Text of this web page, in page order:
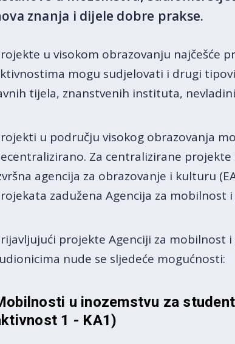
znanja i dijele dobre prakse.
u visokom obrazovanju najčešće
mogu sudjelovati i drugi
tijela, znanstvenih instituta,
u području visokog obrazovanja
Za centralizirane
agencija za obrazovanje i kulturu
zadužena Agencija za mobilnost
projekte Agenciji za mobilnost
nude se sljedeće mogućnosti:
u inozemstvu za
1 - KA1)